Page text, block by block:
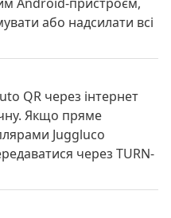
або надсилати всі
QR через інтернет
Якщо пряме
Juggluco
через TURN-